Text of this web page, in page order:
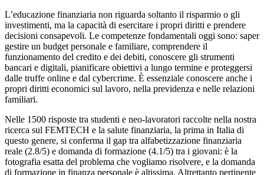
L’educazione finanziaria non riguarda soltanto il risparmio o gli
investimenti, ma la capacità di esercitare i propri diritti e prendere
decisioni consapevoli. Le competenze fondamentali oggi sono: saper
gestire un budget personale e familiare, comprendere il
funzionamento del credito e dei debiti, conoscere gli strumenti
bancari e digitali, pianificare obiettivi a lungo termine e proteggersi
dalle truffe online e dal cybercrime. È essenziale conoscere anche i
propri diritti economici sul lavoro, nella previdenza e nelle relazioni
familiari.
Nelle 1500 risposte tra studenti e neo-lavoratori raccolte nella nostra
ricerca sul FEMTECH e la salute finanziaria, la prima in Italia di
questo genere, si conferma il gap tra alfabetizzazione finanziaria
reale (2.8/5) e domanda di formazione (4.1/5) tra i giovani: è la
fotografia esatta del problema che vogliamo risolvere, e la domanda
di formazione in finanza personale è altissima. Altrettanto pertinente